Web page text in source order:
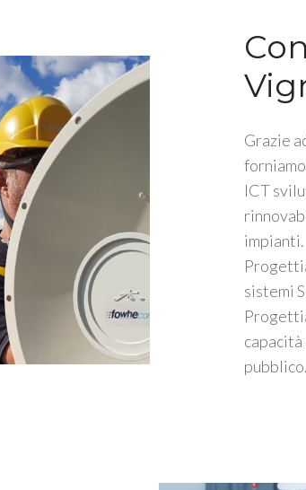
Grazie
ICT
impianti.
sistemi
capacità
pubblico.